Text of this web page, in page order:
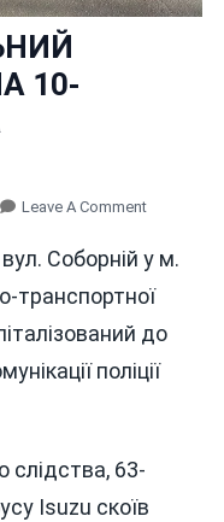
10-
Leave A CommentOn
НЕМИРОВІ
ШКІЛЬНИЙ
НАЇХАВ
НА
Соборній у м.
транспортної
до
поліції
слідства, 63-
Isuzu скоїв